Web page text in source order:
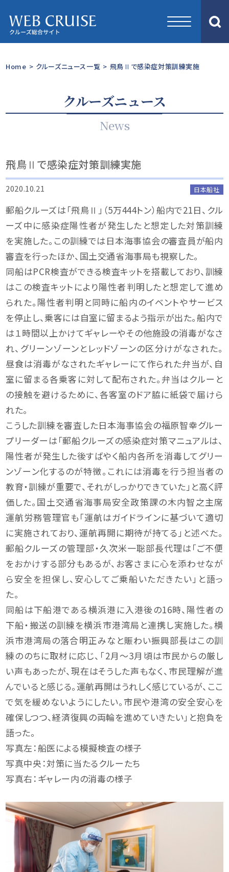
Home > クルーズニュース一覧 > 飛鳥Ⅱで感染症対策訓練実施
クルーズニュース
News
飛鳥Ⅱで感染症対策訓練実施
2020.10.21 日本船社
郵船クルーズは「飛鳥Ⅱ」（5万444トン）船内で21日、クル
ーズ中に感染症陽性者が発生したと想定した対策訓練
を実施した。この訓練では日本海事協会の審査員が船内
審査を行ったほか、国土交通省海事局も視察した。
同船はPCR検査ができる検査キットを搭載しており、訓練
はこの検査キットにより陽性者判明したと想定して進め
られた。陽性者判明と同時に船内のイベントやサービス
を停止し、乗客には自室に留まるよう指示が出た。船内で
は１時間以上かけてギャレーやその他施設の消毒がなさ
れ、グリーンゾーンとレッドゾーンの区分けがなされた。
昼食は消毒がなされたギャレーにて作られた弁当が、自
室に留まる各乗客に対して配布された。弁当はクルーと
の接触を避けるために、各客室のドア脇に紙袋で届けら
れた。
こうした訓練を審査した日本海事協会の福原智幸グルー
プリーダーは「郵船クルーズの感染症対策マニュアルは、
陽性者が発生した後すばやく船内各所を消毒してグリー
ンゾーン化するのが特徴。これには消毒を行う担当者の
教育・訓練が重要で、それがしっかりできていた」と高く評
価した。国土交通省海事局安全政策課の木内智之主席
運航労務管理官も「運航はガイドラインに基づいて適切
に実施されており、運航再開に期待が持てる」と述べた。
郵船クルーズの管理部・久次米一聡部長代理は「ご不便
をおかけする部分もあるが、お客さまに心を添わせなが
ら安全を担保し、安心してご乗船いただきたい」と語っ
た。
同船は下船港である横浜港に入港後の16時、陽性者の
下船・搬送の訓練を横浜市港湾局と連携し実施した。横
浜市港湾局の落合明正みなと賑わい振興部長はこの訓
練ののちに取材に応じ、「2月～3月頃は市民からの厳し
い声もあったが、現在はそうした声もなく、市民理解が進
んでいると感じる。運航再開はうれしく感じているが、ここ
で気を緩めないようにしたい。市民や港湾の安全安心を
確保しつつ、経済復興の両輪を進めていきたい」と抱負を
語った。
写真左：船医による模擬検査の様子
写真中央：対策に当たるクルーたち
写真右：ギャレー内の消毒の様子